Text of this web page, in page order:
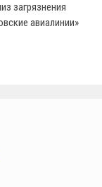
загрязнения
авиалинии»